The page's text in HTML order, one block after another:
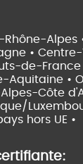
Alpes
• Centre-
de-France
Aquitaine •
Côte
hors UE •